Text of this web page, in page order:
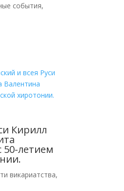
события,
Кирилл
летием
викариатства,